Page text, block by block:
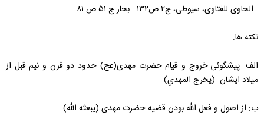
الحاوی للفتاوی، سیوطی، ج۲ ص۱۳۲ - بحار ج ۵۱ ص ۸۱
نکته ها:
الف: پیشگوئی خروج و قیام حضرت مهدی(عج) حدود دو قرن و نیم قبل از
میلاد ایشان. (يخرج‌ المهدي‌)
ب: از اصول و فعل الله بودن قضیه حضرت مهدی (یبعثه الله)